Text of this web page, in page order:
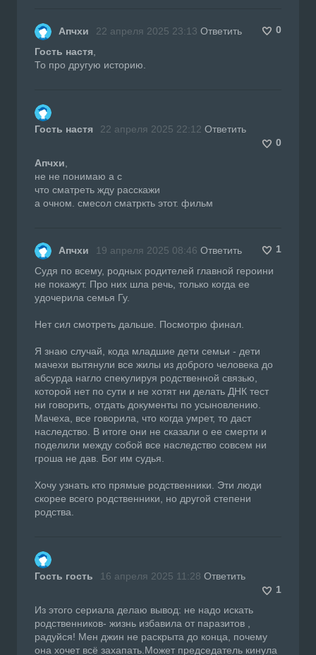
Апчхи 22 апреля 2025 23:13 Ответить
0
Гость настя
То про другую историю.
Гость настя 22 апреля 2025 22:12 Ответить
0
Апчхи
не не понимаю а с
что сматреть жду расскажи
а очном. смесол сматркть этот. фильм
Апчхи 19 апреля 2025 08:46 Ответить
1
Судя по всему, родных родителей главной героини
не покажут. Про них шла речь, только когда ее
удочерила семья Гу.
Нет сил смотреть дальше. Посмотрю финал.
Я знаю случай, кода младшие дети семьи - дети
мачехи вытянули все жилы из доброго человека до
абсурда нагло спекулируя родственной связью,
которой нет по сути и не хотят ни делать ДНК тест
ни говорить, отдать документы по усыновлению.
Мачеха, все говорила, что когда умрет, то даст
наследство. В итоге они не сказали о ее смерти и
поделили между собой все наследство совсем ни
гроша не дав. Бог им судья.
Хочу узнать кто прямые родственники. Эти люди
скорее всего родственники, но другой степени
родства.
Гость гость 16 апреля 2025 11:28 Ответить
1
Из этого сериала делаю вывод: не надо искать
родственников- жизнь избавила от паразитов ,
радуйся! Мен джин не раскрыта до конца, почему
она хочет всё захапать.Может председатель кинула